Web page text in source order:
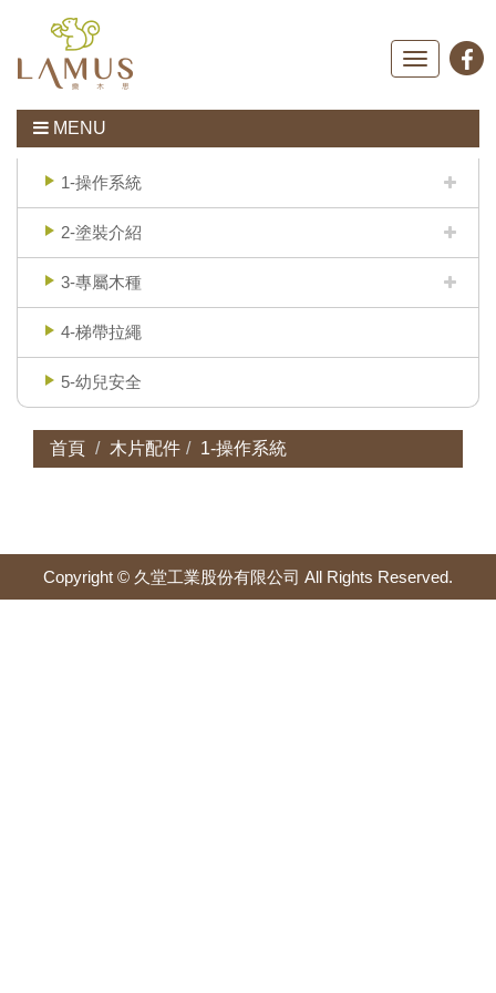
Toggle
navigation
MENU
1-操作系統
2-塗裝介紹
3-專屬木種
4-梯帶拉繩
5-幼兒安全
首頁 木片配件 1-操作系統
Copyright © 久堂工業股份有限公司 All Rights Reserved.